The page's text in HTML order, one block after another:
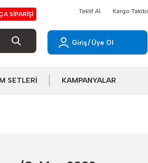
SİPARİŞİ Teklif Al Kargo Takibi
Giriş/ Üye Ol
SETLERİ KAMPANYALAR